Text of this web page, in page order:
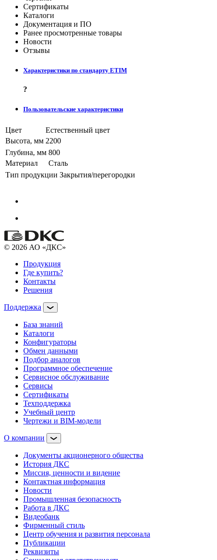
Сертификаты
Каталоги
Документация и ПО
Ранее просмотренные товары
Новости
Отзывы
Характеристики по стандарту ETIM
?
Пользовательские характеристики
Цвет
Естественный цвет
Высота, мм 2200
Глубина, мм 800
Материал
Сталь
Тип продукции Закрытия/перегородки
© 2026 АО «ДКС»
Продукция
Где купить?
Контакты
Решения
Поддержка
База знаний
Каталоги
Конфигураторы
Обмен данными
Подбор аналогов
Программное обеспечение
Сервисное обслуживание
Сервисы
Сертификаты
Техподдержка
Учебный центр
Чертежи и BIM-модели
О компании
Документы акционерного общества
История ДКС
Миссия, ценности и видение
Контактная информация
Новости
Промышленная безопасность
Работа в ДКС
Видеобанк
Фирменный стиль
Центр обучения и развития персонала
Публикации
Реквизиты